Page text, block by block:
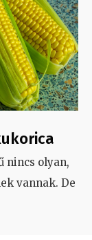
nincs olyan,
vannak. De